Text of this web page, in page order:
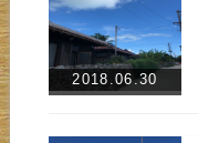
2018.06.30